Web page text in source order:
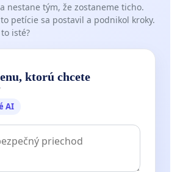
nestane tým, že zostaneme ticho.
petície sa postavil a podnikol kroky.
isté?
ktorú chcete
AI